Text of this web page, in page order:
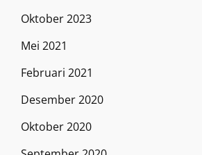
Oktober 2023
Mei 2021
Februari 2021
Desember 2020
Oktober 2020